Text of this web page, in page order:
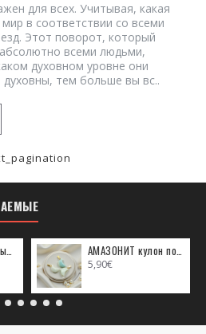
для всех. Учитывая, какая
в соответствии со всеми
Этот поворот, который
всеми людьми,
духовном уровне они
тем больше вы вс..
5,90€